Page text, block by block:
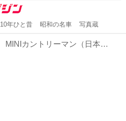
10年ひと昔 昭和の名車 写真蔵
MINIカントリーマン（日本名クロスオーバー）は紛れもなくMINIそのものだった【10年ひと昔の新車】